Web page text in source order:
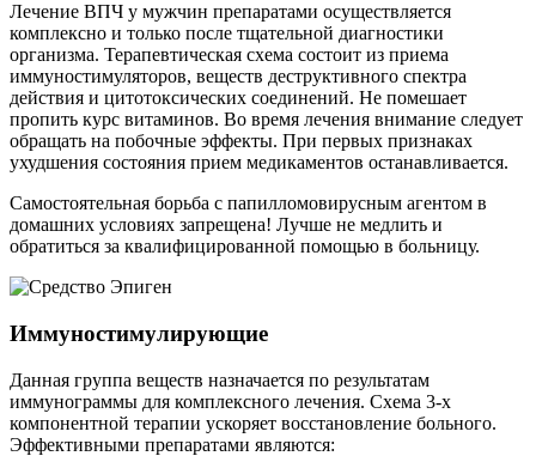
Лечение ВПЧ у мужчин препаратами осуществляется
комплексно и только после тщательной диагностики
организма. Терапевтическая схема состоит из приема
иммуностимуляторов, веществ деструктивного спектра
действия и цитотоксических соединений. Не помешает
пропить курс витаминов. Во время лечения внимание следует
обращать на побочные эффекты. При первых признаках
ухудшения состояния прием медикаментов останавливается.
Самостоятельная борьба с папилломовирусным агентом в
домашних условиях запрещена! Лучше не медлить и
обратиться за квалифицированной помощью в больницу.
Иммуностимулирующие
Данная группа веществ назначается по результатам
иммунограммы для комплексного лечения. Схема 3-х
компонентной терапии ускоряет восстановление больного.
Эффективными препаратами являются: